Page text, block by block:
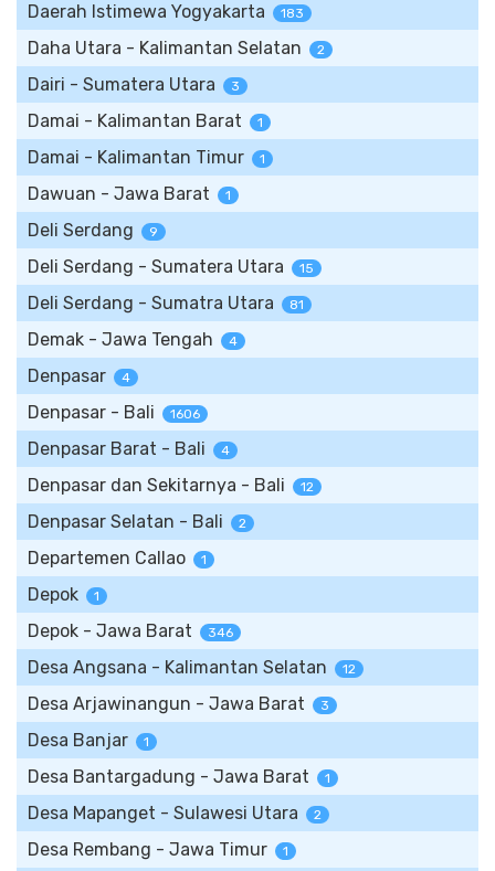
Daerah Istimewa Yogyakarta 183
Daha Utara - Kalimantan Selatan 2
Dairi - Sumatera Utara 3
Damai - Kalimantan Barat 1
Damai - Kalimantan Timur 1
Dawuan - Jawa Barat 1
Deli Serdang 9
Deli Serdang - Sumatera Utara 15
Deli Serdang - Sumatra Utara 81
Demak - Jawa Tengah 4
Denpasar 4
Denpasar - Bali 1606
Denpasar Barat - Bali 4
Denpasar dan Sekitarnya - Bali 12
Denpasar Selatan - Bali 2
Departemen Callao 1
Depok 1
Depok - Jawa Barat 346
Desa Angsana - Kalimantan Selatan 12
Desa Arjawinangun - Jawa Barat 3
Desa Banjar 1
Desa Bantargadung - Jawa Barat 1
Desa Mapanget - Sulawesi Utara 2
Desa Rembang - Jawa Timur 1